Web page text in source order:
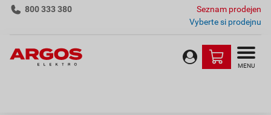
800 333 380
Seznam prodejen
Vyberte si prodejnu
MENU